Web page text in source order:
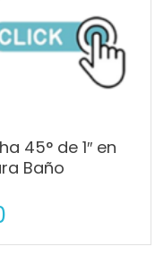
45° de 1″ en
Baño